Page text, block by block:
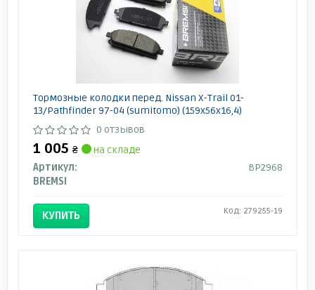
Тормозные колодки перед. Nissan X-Trail 01-
13/Pathfinder 97-04 (sumitomo) (159x56x16,4)
0 отзывов
1 005 ₴
на складе
Артикул:
BP2968
BREMSI
КУПИТЬ Код: 279255-19